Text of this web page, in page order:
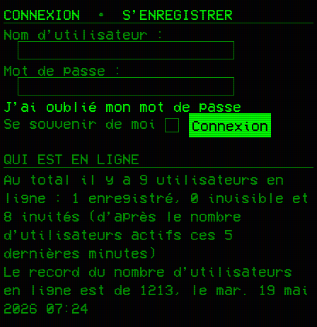
CONNEXION • S’ENREGISTRER
Nom d’utilisateur :
Mot de passe :
J’ai oublié mon mot de passe
Se souvenir de moi
QUI EST EN LIGNE
Au total il y a 9 utilisateurs en
ligne : 1 enregistré, 0 invisible et
8 invités (d’après le nombre
d’utilisateurs actifs ces 5
dernières minutes)
Le record du nombre d’utilisateurs
en ligne est de
1213 , le mar. 19 mai
2026 07:24